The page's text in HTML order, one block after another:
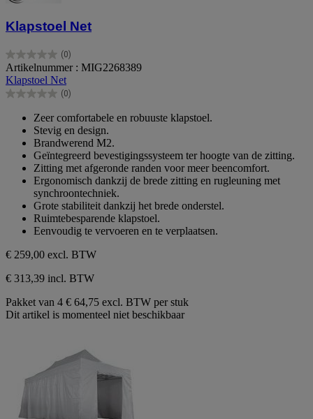
Klapstoel Net
(0)
0.0
van
de
5
Artikelnummer : MIG2268389
Klapstoel Net
(0)
0.0
sterren.
Zeer comfortabele en robuuste klapstoel.
Stevig en design.
Brandwerend M2.
Geïntegreerd bevestigingssysteem ter hoogte van de zitting.
Zitting met afgeronde randen voor meer beencomfort.
Ergonomisch dankzij de brede zitting en rugleuning met
synchroontechniek.
Grote stabiliteit dankzij het brede onderstel.
Ruimtebesparende klapstoel.
Eenvoudig te vervoeren en te verplaatsen.
€ 259,00 excl. BTW
€ 313,39 incl. BTW
Pakket van 4 € 64,75 excl. BTW per stuk
Dit artikel is momenteel niet beschikbaar